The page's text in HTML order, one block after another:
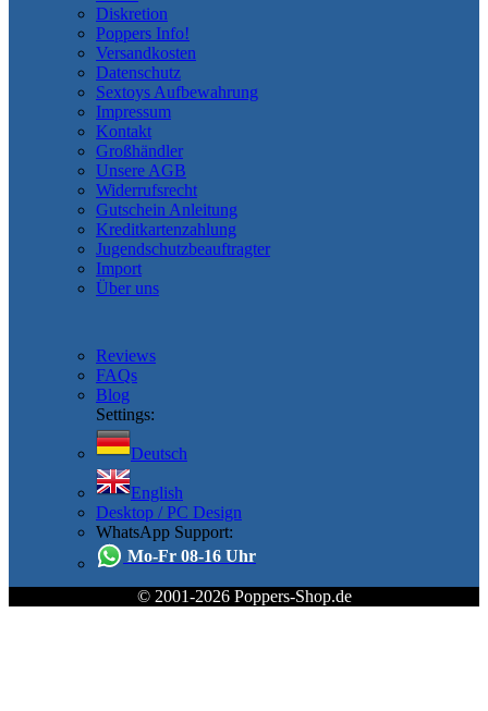
Diskretion
Poppers Info!
Versandkosten
Datenschutz
Sextoys Aufbewahrung
Impressum
Kontakt
Großhändler
Unsere AGB
Widerrufsrecht
Gutschein Anleitung
Kreditkartenzahlung
Jugendschutzbeauftragter
Import
Über uns
Reviews
FAQs
Blog
Settings:
Deutsch
English
Desktop / PC Design
WhatsApp Support:
Mo-Fr 08-16 Uhr
© 2001-2026 Poppers-Shop.de